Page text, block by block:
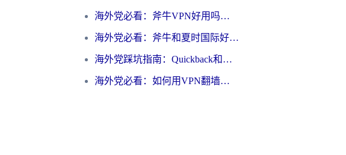
海外党必看：斧牛VPN好用吗？和GoLinkVPN对比哪个回国效果更好？
海外党必看：斧牛和夏时国际好用吗？3步选对回国加速器，无缝刷国内资源
海外党踩坑指南：Quickback和归雁好用吗？选对加速器才能无缝刷国内资源
海外党必看：如何用VPN翻墙到大陆PTT？一篇解决你所有回国加速痛点